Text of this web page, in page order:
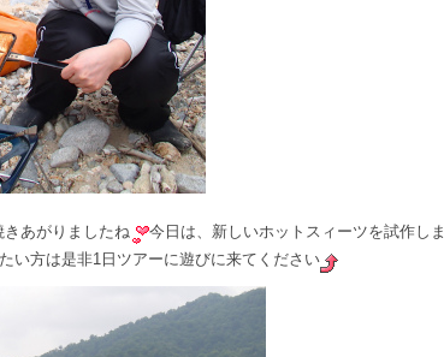
あがりましたね
今日は、新しいホットスィーツを試作しま
い方は是非1日ツアーに遊びに来てください